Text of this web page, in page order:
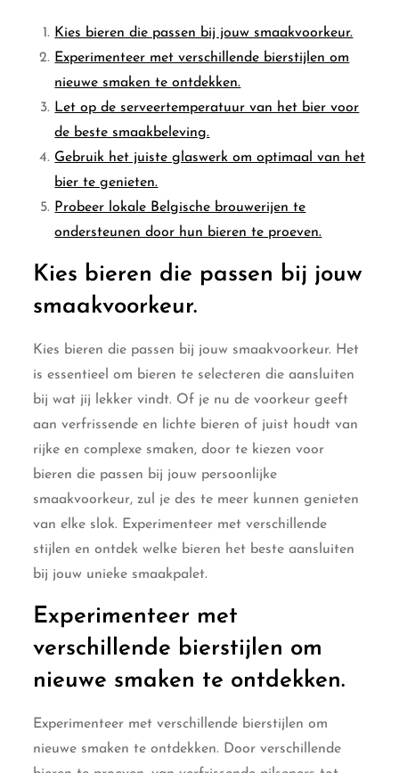
Kies bieren die passen bij jouw smaakvoorkeur.
Experimenteer met verschillende bierstijlen om
nieuwe smaken te ontdekken.
Let op de serveertemperatuur van het bier voor
de beste smaakbeleving.
Gebruik het juiste glaswerk om optimaal van het
bier te genieten.
Probeer lokale Belgische brouwerijen te
ondersteunen door hun bieren te proeven.
Kies bieren die passen bij jouw
smaakvoorkeur.
Kies bieren die passen bij jouw smaakvoorkeur. Het
is essentieel om bieren te selecteren die aansluiten
bij wat jij lekker vindt. Of je nu de voorkeur geeft
aan verfrissende en lichte bieren of juist houdt van
rijke en complexe smaken, door te kiezen voor
bieren die passen bij jouw persoonlijke
smaakvoorkeur, zul je des te meer kunnen genieten
van elke slok. Experimenteer met verschillende
stijlen en ontdek welke bieren het beste aansluiten
bij jouw unieke smaakpalet.
Experimenteer met
verschillende bierstijlen om
nieuwe smaken te ontdekken.
Experimenteer met verschillende bierstijlen om
nieuwe smaken te ontdekken. Door verschillende